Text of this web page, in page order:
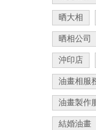
晒大相
晒相公司
沖印店
油畫相服
油畫製作
結婚油畫